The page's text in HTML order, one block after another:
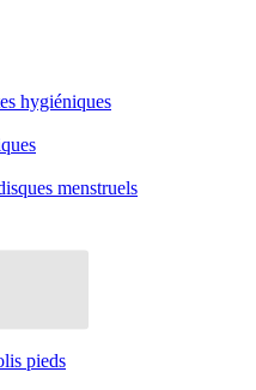
hygiéniques
menstruels
pieds